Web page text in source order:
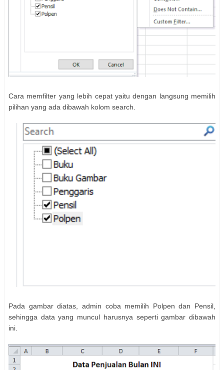
Cara memfilter yang lebih cepat yaitu dengan langsung memilih
pilihan yang ada dibawah kolom search.
Pada gambar diatas, admin coba memilih Polpen dan Pensil,
sehingga data yang muncul harusnya seperti gambar dibawah
ini.